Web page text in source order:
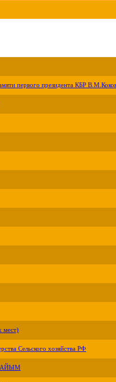
первого президента КБР
мест)
Сельского хозяйства РФ